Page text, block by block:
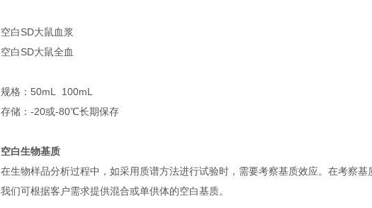
空白SD大鼠血浆
空白SD大鼠全血
规格：50mL 100mL
存储：-20或-80℃长期保存
空白生物基质
在生物样品分析过程中，如采用质谱方法进行试验时，需要考察基质效应。在考察
我们可根据客户需求提供混合或单供体的空白基质。